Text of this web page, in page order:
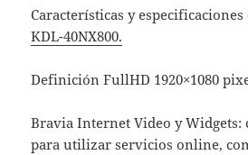
Características y
KDL-40NX800.
Definición FullHD 1920×1080
Bravia Internet Video y
para utilizar servicios online,